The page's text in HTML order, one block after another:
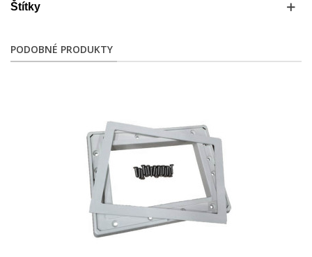
Štítky
PODOBNÉ PRODUKTY